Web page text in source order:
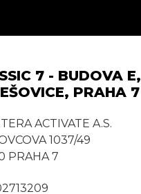
7 - BUDOVA E,
PRAHA 7
ACTIVATE A.S.
1037/49
PRAHA 7